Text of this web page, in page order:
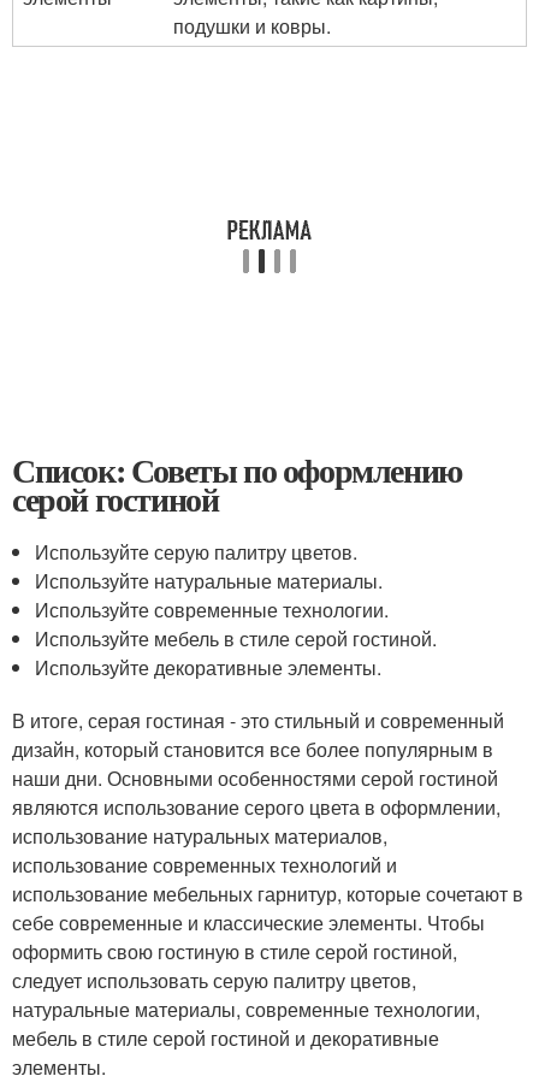
подушки и ковры.
Список: Советы по оформлению
серой гостиной
Используйте серую палитру цветов.
Используйте натуральные материалы.
Используйте современные технологии.
Используйте мебель в стиле серой гостиной.
Используйте декоративные элементы.
В итоге, серая гостиная - это стильный и современный
дизайн, который становится все более популярным в
наши дни. Основными особенностями серой гостиной
являются использование серого цвета в оформлении,
использование натуральных материалов,
использование современных технологий и
использование мебельных гарнитур, которые сочетают в
себе современные и классические элементы. Чтобы
оформить свою гостиную в стиле серой гостиной,
следует использовать серую палитру цветов,
натуральные материалы, современные технологии,
мебель в стиле серой гостиной и декоративные
элементы.